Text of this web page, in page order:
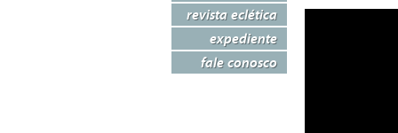
revista eclética
expediente
fale conosco